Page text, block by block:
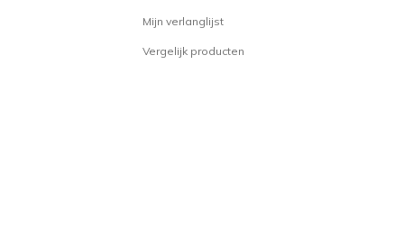
Mijn verlanglijst
Vergelijk producten